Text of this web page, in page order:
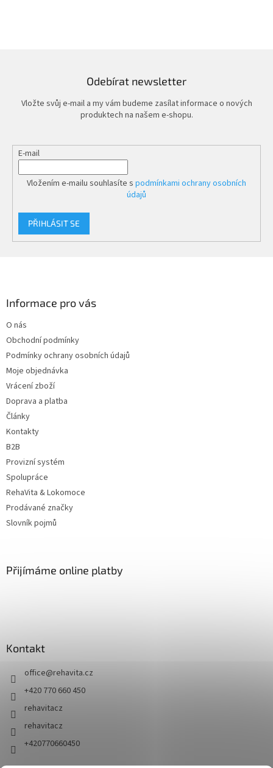
Odebírat newsletter
Vložte svůj e-mail a my vám budeme zasílat informace o nových
produktech na našem e-shopu.
E-mail
Vložením e-mailu souhlasíte s podmínkami ochrany osobních
údajů
PŘIHLÁSIT SE
Informace pro vás
O nás
Obchodní podmínky
Podmínky ochrany osobních údajů
Moje objednávka
Vrácení zboží
Doprava a platba
Články
Kontakty
B2B
Provizní systém
Spolupráce
RehaVita & Lokomoce
Prodávané značky
Slovník pojmů
Přijímáme online platby
Kontakt
office@rehavita.cz
+420 770 660 450
rehavitacz
rehavitacz
+420770660450